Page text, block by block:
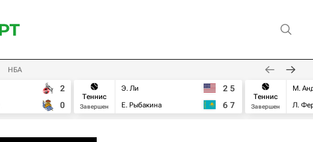
НБА
2
0
Теннис
Завершен
Э. Ли
Е. Рыбакина
2 5
6 7
Теннис
Завершен
М.
Л.